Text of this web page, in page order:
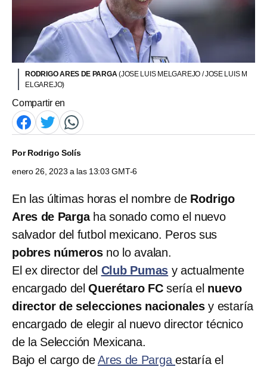
RODRIGO ARES DE PARGA(JOSE LUIS MELGAREJO / JOSE LUIS M
ELGAREJO)
Compartir en
PorRodrigo Solís
enero 26, 2023 a las 13:03 GMT-6
En las últimas horas el nombre de Rodrigo
Ares de Pargaha sonado como el nuevo
salvador del futbol mexicano. Peros sus
pobres números no lo avalan.
El ex director del Club Pumas y actualmente
encargado delQuerétaro FCsería el nuevo
director de selecciones nacionales y estaría
encargado de elegir al nuevo director técnico
de la Selección Mexicana.
Bajo el cargo deAres de Pargaestaría el